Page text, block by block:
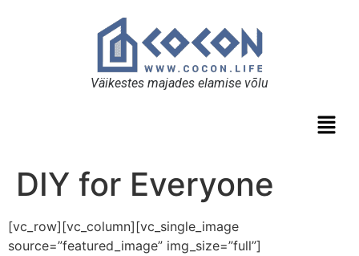
Väikestes majades elamise võlu
DIY for Everyone
[vc_row][vc_column][vc_single_image
source=”featured_image” img_size=”full”]